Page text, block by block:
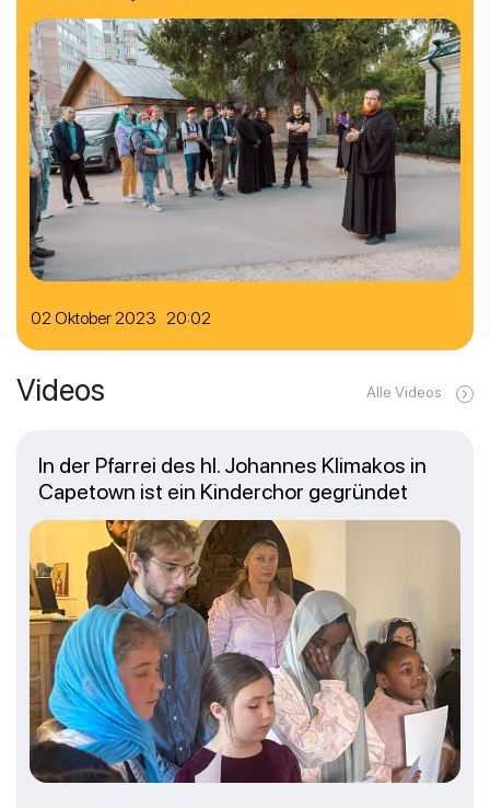
02 Oktober 2023 20:02
Videos Alle Videos
In der Pfarrei des hl. Johannes Klimakos in
Capetown ist ein Kinderchor gegründet